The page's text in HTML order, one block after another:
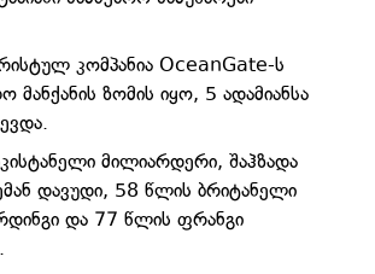
კომპანია OceanGate-ს
ზომის იყო, 5 ადამიანსა
მილიარდერი, შაჰზადა
დავუდი, 58 წლის ბრიტანელი
და 77 წლის ფრანგი